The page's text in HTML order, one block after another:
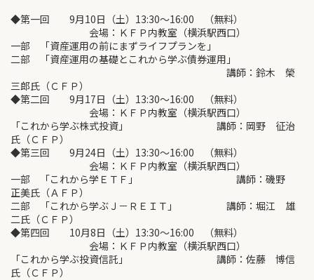
◆第一回 9月10日（土）13:30～16:00 （無料）
会場：ＫＦＰ内教室（横浜駅西口）
一部 「資産運用の前にまずライフプランを」
二部 「資産運用の基礎とこれから学ぶ債券運用」
講師：鈴木 榮
三郎氏（ＣＦＰ）
◆第二回 9月17日（土）13:30～16:00 （無料）
会場：ＫＦＰ内教室（横浜駅西口）
「これから学ぶ株式投資」 講師：岡野 征治
氏（ＣＦＰ）
◆第三回 9月24日（土）13:30～16:00 （無料）
会場：ＫＦＰ内教室（横浜駅西口）
一部 「これから学ＥＴＦ」 講師：磯野
正美氏（ＡＦＰ）
二部 「これから学ぶＪ－ＲＥＩＴ」 講師：堀江 雄
二氏（ＣＦＰ）
◆第四回 10月8日（土）13:30～16:00 （無料）
会場：ＫＦＰ内教室（横浜駅西口）
「これから学ぶ投資信託」 講師：佐藤 博信
氏（ＣＦＰ）